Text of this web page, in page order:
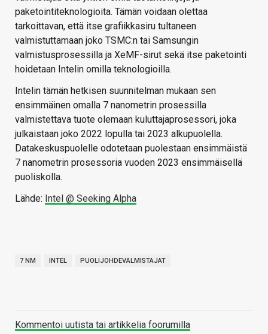
paketointiteknologioita. Tämän voidaan olettaa
tarkoittavan, että itse grafiikkasiru tultaneen
valmistuttamaan joko TSMC:n tai Samsungin
valmistusprosessilla ja XeMF-sirut sekä itse paketointi
hoidetaan Intelin omilla teknologioilla.
Intelin tämän hetkisen suunnitelman mukaan sen
ensimmäinen omalla 7 nanometrin prosessilla
valmistettava tuote olemaan kuluttajaprosessori, joka
julkaistaan joko 2022 lopulla tai 2023 alkupuolella.
Datakeskuspuolelle odotetaan puolestaan ensimmäistä
7 nanometrin prosessoria vuoden 2023 ensimmäisellä
puoliskolla.
Lähde: Intel @ Seeking Alpha
7 NM INTEL PUOLIJOHDEVALMISTAJAT
Kommentoi uutista tai artikkelia foorumilla